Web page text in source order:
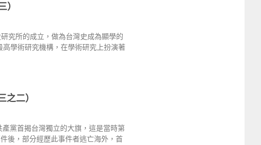
究所的成立，做為台灣史成為顯學的
學術研究機構，在學術研究上扮演著
二）
黨首揭台灣獨立的大旗，這是當時第
後，部分經歷此事件者逃亡海外，首